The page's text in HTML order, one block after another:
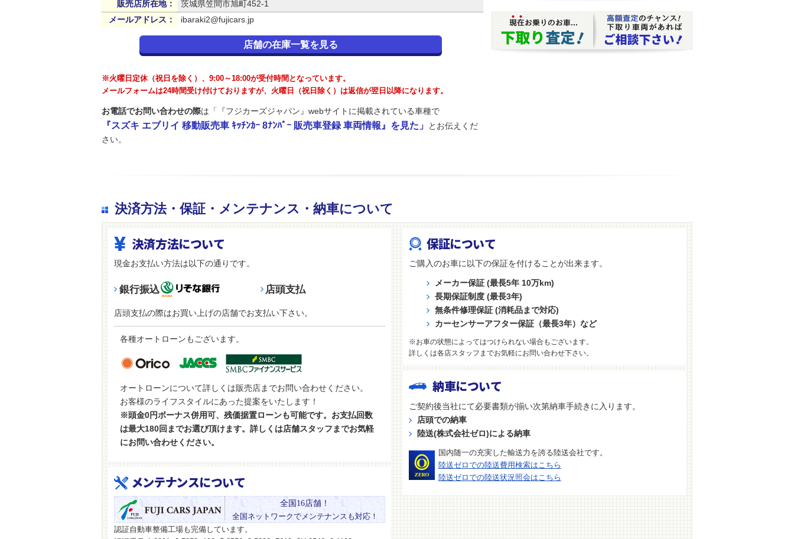
販売店所在地：
茨城県笠間市旭町452-1
メールアドレス：
ibaraki2@fujicars.jp
店舗の在庫一覧を見る
※火曜日定休（祝日を除く）、9:00～18:00が受付時間となっています。
メールフォームは24時間受け付けておりますが、火曜日（祝日除く）は返信が翌日以降になります。
お電話でお問い合わせの際は「『フジカーズジャパン』webサイトに掲載されている車種で
『スズキ エブリイ 移動販売車 ｷｯﾁﾝｶｰ 8ﾅﾝﾊﾞｰ 販売車登録 車両情報』を見た」
とお伝えくだ
さい。
決済方法・保証・メンテナンス・納車について
決済方法について
現金お支払い方法は以下の通りです。
銀行振込 店頭支払
店頭支払の際はお買い上げの店舗でお支払い下さい。
各種オートローンもございます。
オートローンについて詳しくは販売店までお問い合わせください。
お客様のライフスタイルにあった提案をいたします！
※頭金0円ボーナス併用可、残価据置ローンも可能です。お支払回数
は最大180回までお選び頂けます。詳しくは店舗スタッフまでお気軽
にお問い合わせください。
メンテナンスについて
全国16店舗！
全国ネットワークでメンテナンスも対応！
認証自動車整備工場も完備しています。
保証について
ご購入のお車に以下の保証を付けることが出来ます。
メーカー保証 (最長5年 10万km)
長期保証制度 (最長3年)
無条件修理保証 (消耗品まで対応)
カーセンサーアフター保証（最長3年）など
※お車の状態によってはつけられない場合もございます。
詳しくは各店スタッフまでお気軽にお問い合わせ下さい。
納車について
ご契約後当社にて必要書類が揃い次第納車手続きに入ります。
店頭での納車
陸送(株式会社ゼロ)による納車
国内随一の充実した輸送力を誇る陸送会社です。
陸送ゼロでの陸送費用検索はこちら
陸送ゼロでの陸送状況照会はこちら